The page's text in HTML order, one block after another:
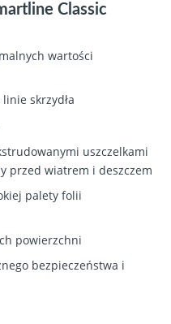
Classic
wartości
skrzydła
uszczelkami
przed wiatrem i deszczem
palety folii
powierzchni
bezpieczeństwa i